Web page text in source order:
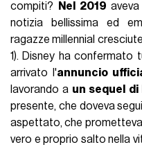
compiti?
Nel 2019
notizia bellissima ed
ragazze millennial
1). Disney ha
arrivato l'annuncio
lavorando a un sequel di
presente, che doveva
aspettato, che
vero e proprio salto nella